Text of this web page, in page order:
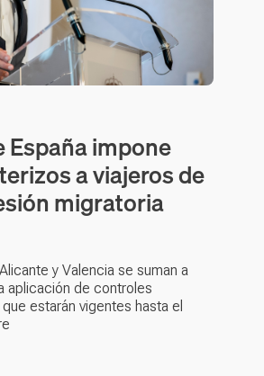
España impone
a viajeros de
migratoria
y Valencia se suman a
aplicación de controles
estarán vigentes hasta el